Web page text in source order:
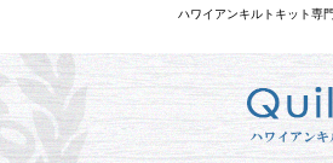
ハワイアンキルトキット専